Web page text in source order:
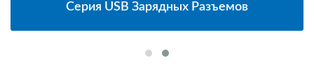
Серия USB Зарядных Разъемов